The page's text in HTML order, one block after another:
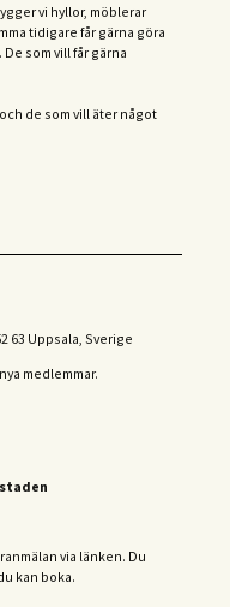
vi hyllor, möblerar
tidigare får gärna göra
som vill får gärna
de som vill äter något
63 Uppsala, Sverige
medlemmar.
via länken. Du
kan boka.